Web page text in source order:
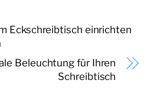
Eckschreibtisch einrichten
Beleuchtung für Ihren
Schreibtisch